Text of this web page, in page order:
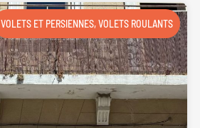
VOLETS ET PERSIENNES,VOLETS ROULANTS